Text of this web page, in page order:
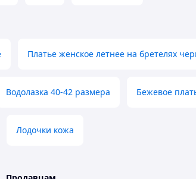
Платье женское летнее на бретелях
Водолазка 40-42 размера Бежевое
Лодочки кожа